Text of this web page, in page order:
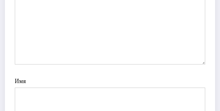
Имя